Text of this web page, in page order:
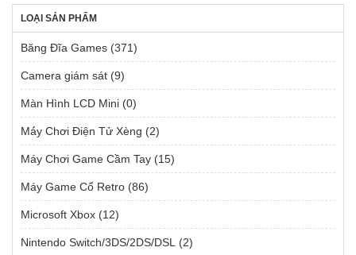
LOẠI SẢN PHẨM
Băng Đĩa Games (371)
Camera giám sát (9)
Màn Hình LCD Mini (0)
Má́y Chơi Điện Tử Xèng (2)
Máy Chơi Game Cầm Tay (15)
Máy Game Cổ Retro (86)
Microsoft Xbox (12)
Nintendo Switch/3DS/2DS/DSL (2)